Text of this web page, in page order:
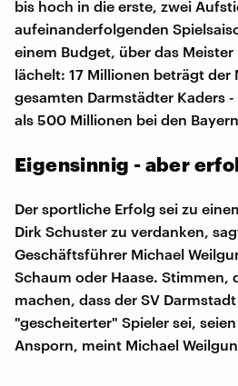
bis hoch in die erste, zwei
aufeinanderfolgenden
einem Budget, über das
lächelt: 17 Millionen beträgt der
gesamten Darmstädter Kaders
als 500 Millionen bei den
Eigensinnig - aber
Der sportliche Erfolg sei zu
Dirk Schuster zu verdanken,
Geschäftsführer Michael
Schaum oder Haase. Stimmen,
machen, dass der SV
"gescheiterter" Spieler sei,
Ansporn, meint Michael